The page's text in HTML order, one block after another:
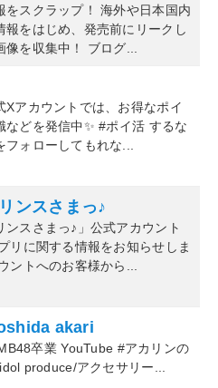
をスクラップ！ 海外や日本国内
報をはじめ、発売前にリークし
像を収集中！ ブログ...
Xアカウントでは、お得なポイ
などを発信中✨ #ポイ活 するな
フォローしてもれな...
ンスさまっ♪
ンスさまっ♪」公式アカウント
リに関する情報をお知らせしま
トへのお客様から...
akari
卒業 YouTube #アカリンの
produce/アクセサリー...